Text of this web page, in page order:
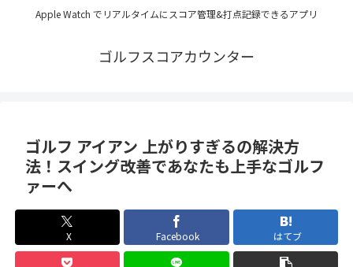
Apple Watch でリアルタイムにスコア管理&打点記録できるアプリ
ゴルフスコアカウンター
ゴルフ アイアン 上がりすぎるの解決方
法！スイング改善であなたも上手なゴルフ
ァーへ
X Facebook はてブ